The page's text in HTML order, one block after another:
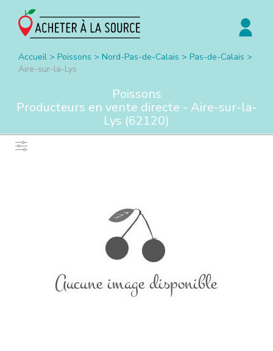
Accueil > Poissons > Nord-Pas-de-Calais > Pas-de-Calais >
Aire-sur-la-Lys
Poissons
Producteurs en vente directe - Aire-sur-la-
Lys (62120)